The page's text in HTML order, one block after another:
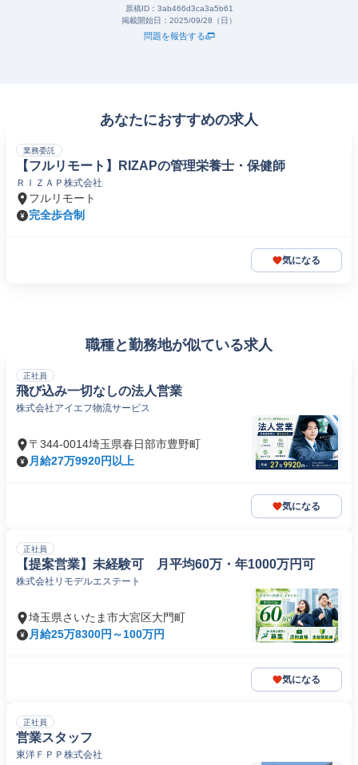
原稿ID： 3ab466d3ca3a5b61
掲載開始日： 2025/09/28（日）
問題を報告する
あなたにおすすめの求人
業務委託
【フルリモート】RIZAPの管理栄養士・保健師
ＲＩＺＡＰ株式会社
フルリモート
完全歩合制
気になる
職種と勤務地が似ている求人
正社員
飛び込み一切なしの法人営業
株式会社アイエフ物流サービス
〒344-0014埼玉県春日部市豊野町
月給27万9920円以上
気になる
正社員
【提案営業】未経験可 月平均60万・年1000万円可
株式会社リモデルエステート
埼玉県さいたま市大宮区大門町
月給25万8300円～100万円
気になる
正社員
営業スタッフ
東洋ＦＰＰ株式会社